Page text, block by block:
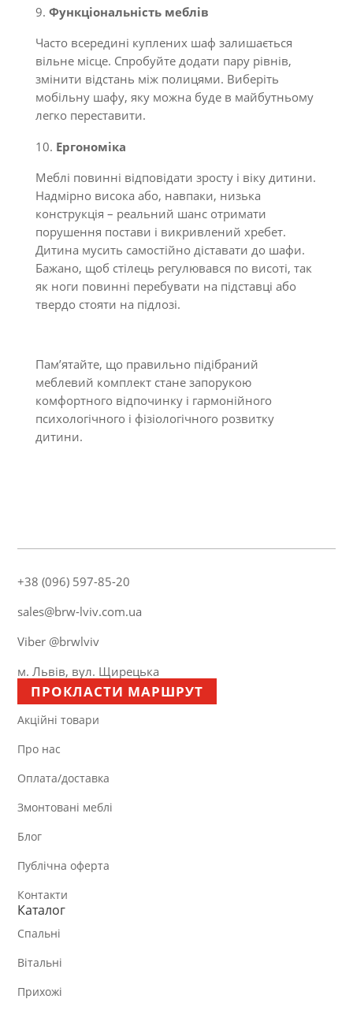
Функціональність меблів
Часто всередині куплених шаф залишається
вільне місце. Спробуйте додати пару рівнів,
змінити відстань між полицями. Виберіть
мобільну шафу, яку можна буде в майбутньому
легко переставити.
Ергономіка
Меблі повинні відповідати зросту і віку дитини.
Надмірно висока або, навпаки, низька
конструкція – реальний шанс отримати
порушення постави і викривлений хребет.
Дитина мусить самостійно діставати до шафи.
Бажано, щоб стілець регулювався по висоті, так
як ноги повинні перебувати на підставці або
твердо стояти на підлозі.
Пам’ятайте, що правильно підібраний
меблевий комплект стане запорукою
комфортного відпочинку і гармонійного
психологічного і фізіологічного розвитку
дитини.
+38 (096) 597-85-20
sales@brw-lviv.com.ua
Viber @brwlviv
м. Львів, вул. Щирецька
ПРОКЛАСТИ МАРШРУТ
Акційні товари
Про нас
Оплата/доставка
Змонтовані меблі
Блог
Публічна оферта
Контакти
Каталог
Спальні
Вітальні
Прихожі